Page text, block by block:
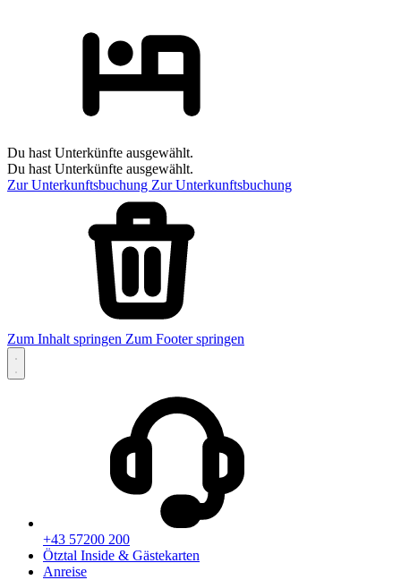
Du hast Unterkünfte ausgewählt.
Du hast Unterkünfte ausgewählt.
Zur Unterkunftsbuchung Zur Unterkunftsbuchung
Zum Inhalt springen Zum Footer springen
+43 57200 200
Ötztal Inside & Gästekarten
Anreise